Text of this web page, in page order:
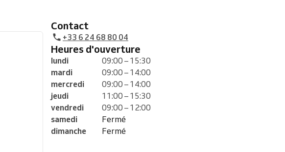
Contact
+33 6 24 68 80 04
Heures d'ouverture
lundi
09:00 – 15:30
mardi
09:00 – 14:00
mercredi
09:00 – 14:00
jeudi
11:00 – 15:30
vendredi
09:00 – 12:00
samedi
Fermé
dimanche
Fermé